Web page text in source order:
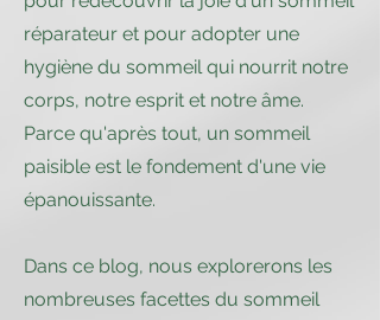
réparateur et pour adopter une
hygiène du sommeil qui nourrit notre
corps, notre esprit et notre âme.
Parce qu'après tout, un sommeil
paisible est le fondement d'une vie
épanouissante.
Dans ce blog, nous explorerons les
nombreuses facettes du sommeil